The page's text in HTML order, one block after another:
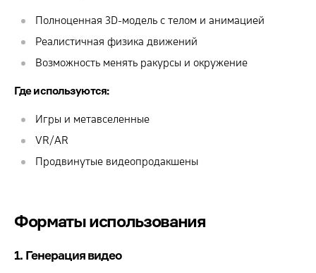
Полноценная 3D-модель с телом и анимацией
Реалистичная физика движений
Возможность менять ракурсы и окружение
Где используются:
Игры и метавселенные
VR/AR
Продвинутые видеопродакшены
Форматы использования
1. Генерация видео